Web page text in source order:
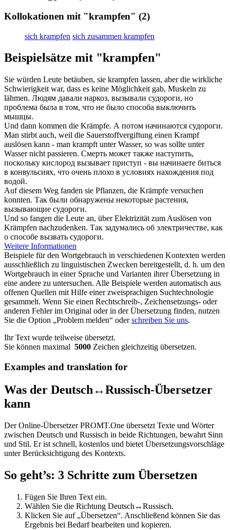
Kollokationen mit "krampfen" (2)
sich krampfen sich zusammen krampfen
Beispielsätze mit "krampfen"
Sie würden Leute betäuben, sie krampfen lassen, aber die wirkliche
Schwierigkeit war, dass es keine Möglichkeit gab, Muskeln zu
lähmen. Людям давали наркоз, вызывали судороги, но
проблема была в том, что не было способа выключить
мышцы.
Und dann kommen die Krämpfe. А потом начинаются судороги.
Man stirbt auch, weil die Sauerstoffvergiftung einen Krampf
auslösen kann - man krampft unter Wasser, so was sollte unter
Wasser nicht passieren. Смерть может также наступить,
поскольку кислород вызывает приступ - вы начинаете биться
в конвульсиях, что очень плохо в условиях нахождения под
водой.
Auf diesem Weg fanden sie Pflanzen, die Krämpfe versuchen
konnten. Так были обнаружены некоторые растения,
вызывающие судороги.
Und so fangen die Leute an, über Elektrizität zum Auslösen von
Krämpfen nachzudenken. Так задумались об электричестве, как
о способе вызвать судороги.
Weitere Informationen
Beispiele für den Wortgebrauch in verschiedenen Kontexten werden
ausschließlich zu linguistischen Zwecken bereitgestellt, d. h. um den
Wortgebrauch in einer Sprache und Varianten ihrer Übersetzung in
eine andere zu untersuchen. Alle Beispiele werden automatisch aus
offenen Quellen mit Hilfe einer zweisprachigen Suchtechnologie
gesammelt. Wenn Sie einen Rechtschreib-, Zeichensetzungs- oder
anderen Fehler im Original oder in der Übersetzung finden, nutzen
Sie die Option „Problem melden“ oderschreiben Sie uns.
Ihr Text wurde teilweise übersetzt.
Sie können maximal 5000 Zeichen gleichzeitig übersetzen.
Examples and translation for
Was der Deutsch↔Russisch-Übersetzer
kann
Der Online-Übersetzer PROMT.One übersetzt Texte und Wörter
zwischen Deutsch und Russisch in beide Richtungen, bewahrt Sinn
und Stil. Er ist schnell, kostenlos und bietet Übersetzungsvorschläge
unter Berücksichtigung des Kontexts.
So geht’s: 3 Schritte zum Übersetzen
Fügen Sie Ihren Text ein.
Wählen Sie die Richtung Deutsch↔Russisch.
Klicken Sie auf „Übersetzen“. Anschließend können Sie das
Ergebnis bei Bedarf bearbeiten und kopieren.